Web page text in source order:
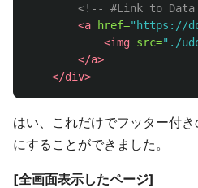
<!-- #Link to
<a
href="https://
<img src="./
</a>
</div>
はい、これだけでフッター付
にすることができました。
[全画面表示したページ]